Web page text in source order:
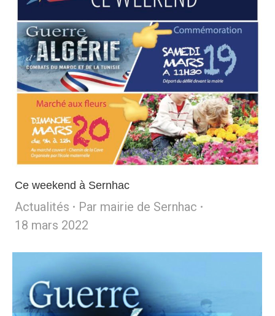
Ce weekend à Sernhac
Actualités Par mairie de Sernhac
18 mars 2022